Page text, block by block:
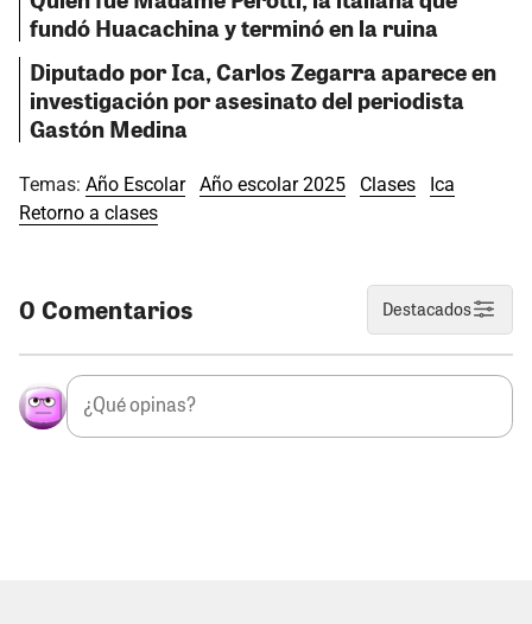
fundó Huacachina y terminó en la ruina
Diputado por Ica, Carlos Zegarra aparece en
investigación por asesinato del periodista
Gastón Medina
Temas: Año Escolar Año escolar 2025 Clases
Ica
Retorno a clases
0 Comentarios Destacados